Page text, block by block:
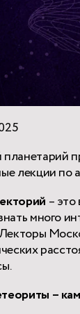
лекции по
–
много
–